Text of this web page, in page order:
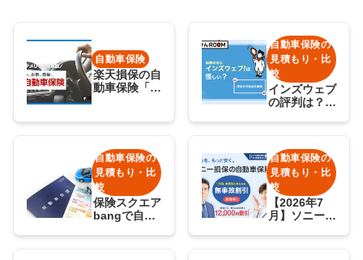
自動車保険
楽天損保の自
動車保険「楽
は？デメリッ
トも解説
自動車保険の
見積もり・比
較
インズウェブ
の評判は？自
介！
自動車保険の
見積もり・比
較
保険スクエア
bangで自動
自動車保険の
見積もり・比
較
【2026年7
月】ソニー損